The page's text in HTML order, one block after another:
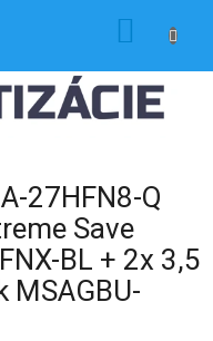
27HFN8-Q
Save
BL + 2x 3,5
MSAGBU-